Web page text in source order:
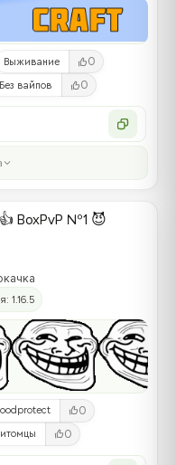
Выживание 0
Без вайпов 0
BoxPvP №1 😈
1.16.5
0
0